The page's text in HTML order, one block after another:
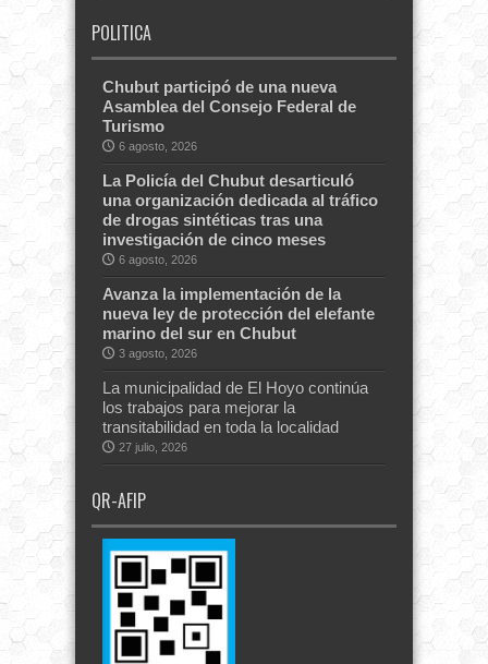
POLITICA
Chubut participó de una nueva
Asamblea del Consejo Federal de
Turismo
6 agosto, 2026
La Policía del Chubut desarticuló
una organización dedicada al tráfico
de drogas sintéticas tras una
investigación de cinco meses
6 agosto, 2026
Avanza la implementación de la
nueva ley de protección del elefante
marino del sur en Chubut
3 agosto, 2026
La municipalidad de El Hoyo continúa
los trabajos para mejorar la
transitabilidad en toda la localidad
27 julio, 2026
QR-AFIP